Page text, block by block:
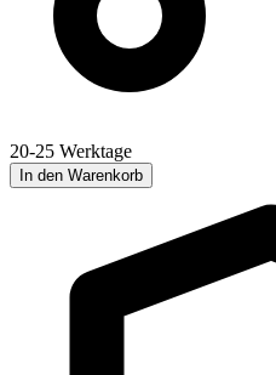
20-25 Werktage
In den Warenkorb